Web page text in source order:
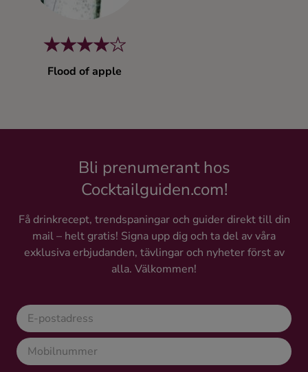
Vodka
Whisky
Ingredienser
Flood of apple
Bli prenumerant hos
Cocktailguiden.com!
Få drinkrecept, trendspaningar och guider direkt till din
mail – helt gratis! Signa upp dig och ta del av våra
exklusiva erbjudanden, tävlingar och nyheter först av
alla. Välkommen!